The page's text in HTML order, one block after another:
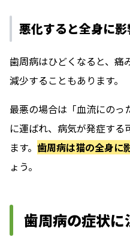
悪化すると全身に
歯周病はひどくなると、痛
減少することもあります。
最悪の場合は「血流にの
に運ばれ、病気が発症する
ます。 歯周病は猫の全身に
ょう。
歯周病の症状に